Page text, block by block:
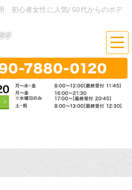
心者女性に人気/ 50代からのボデ